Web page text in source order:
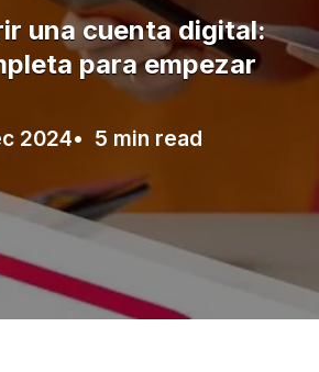
una cuenta digital:
para empezar
2024• 5 min read